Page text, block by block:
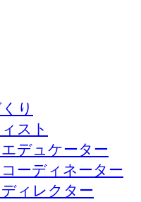
り
スト
デュケーター
ーディネーター
ィレクター